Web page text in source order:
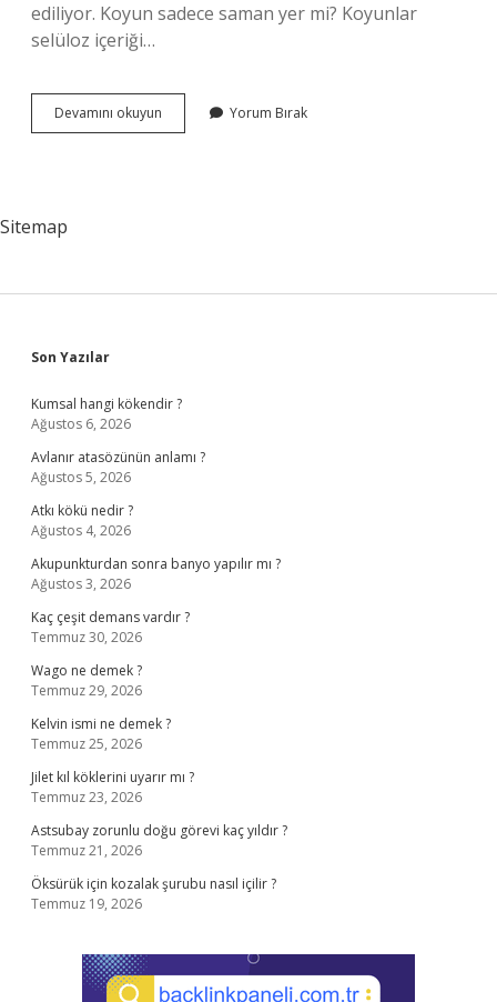
ediliyor. Koyun sadece saman yer mi? Koyunlar
selüloz içeriği…
Devamını okuyun
Koyun
Yorum Bırak
Sitemap
Sidebar
Son Yazılar
Kumsal hangi kökendir ?
Ağustos 6, 2026
Avlanır atasözünün anlamı ?
Ağustos 5, 2026
Atkı kökü nedir ?
Ağustos 4, 2026
Akupunkturdan sonra banyo yapılır mı ?
Ağustos 3, 2026
Kaç çeşit demans vardır ?
Temmuz 30, 2026
Wago ne demek ?
Temmuz 29, 2026
Kelvin ismi ne demek ?
Temmuz 25, 2026
Jilet kıl köklerini uyarır mı ?
Temmuz 23, 2026
Astsubay zorunlu doğu görevi kaç yıldır ?
Temmuz 21, 2026
Öksürük için kozalak şurubu nasıl içilir ?
Temmuz 19, 2026